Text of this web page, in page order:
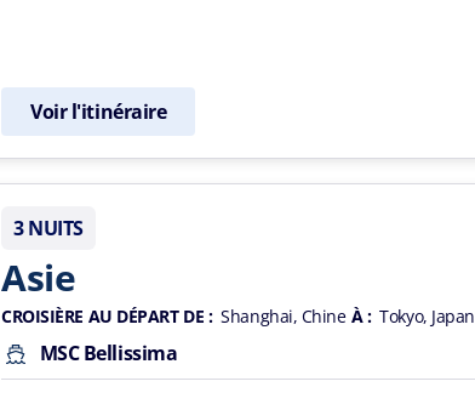
Voir l'itinéraire
3 NUITS
Asie
CROISIÈRE AU DÉPART DE : Shanghai, Chine À : Tokyo, Japan
MSC Bellissima